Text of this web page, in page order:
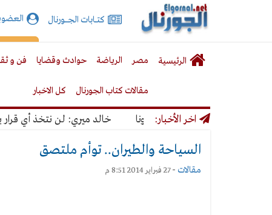
الجورنال
نت
كتـــابات الجـــــورنال
الرئيسية مصر الرياضة حوادث وقضايا فن و
مقالات كتاب الجورنال كل الاخبار
اخر الأخبار: خالد ميري: لن نتخذ أي قرار يؤدي
السياحة والطيران.. توأم ملتصق
مقالات -27 فبراير 2014 8:51 م